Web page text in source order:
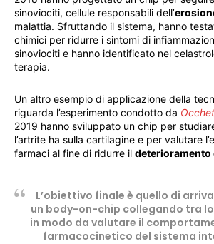
sinoviociti, cellule responsabili dell’
malattia. Sfruttando il sistema, hanno
chimici per ridurre i sintomi di
sinoviociti e hanno identificato nel
terapia.
Un altro esempio di applicazione della
riguarda l’esperimento condotto da
2019 hanno sviluppato un chip per
l’artrite ha sulla cartilagine e per valutare
farmaci al fine di ridurre il deterioramento
L’obiettivo finale è quello di
un body-on-chip collegando tra
in modo da valutare il
farmacocinetico del sistema